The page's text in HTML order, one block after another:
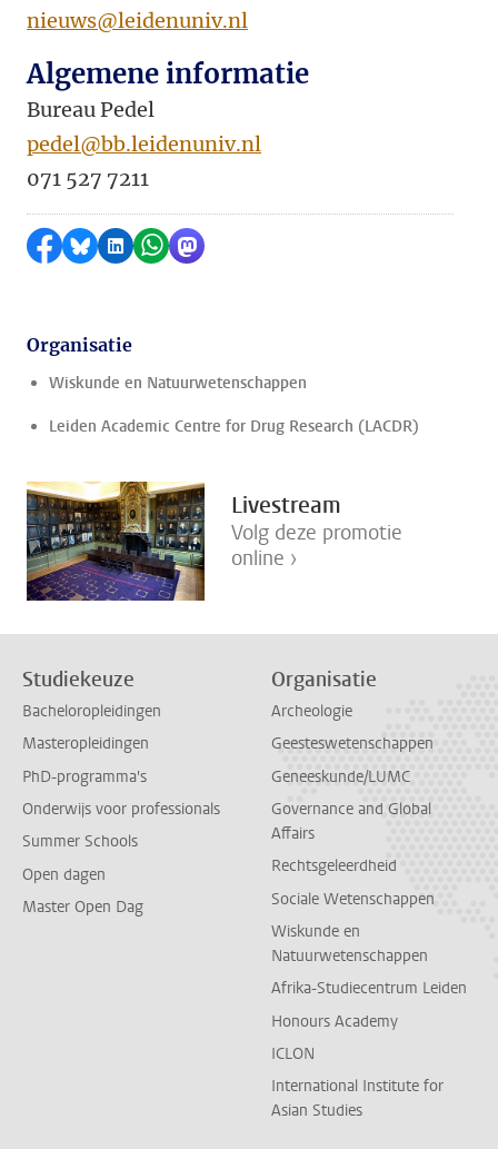
nieuws@leidenuniv.nl
Algemene informatie
Bureau Pedel
pedel@bb.leidenuniv.nl
071 527 7211
Delen op Facebook
Delen via Bluesky
Delen op LinkedIn
Delen via WhatsApp
Delen via Mastodon
Organisatie
Wiskunde en Natuurwetenschappen
Leiden Academic Centre for Drug Research (LACDR)
Livestream
Volg deze promotie
online ›
Studiekeuze
Bacheloropleidingen
Masteropleidingen
PhD-programma's
Onderwijs voor professionals
Summer Schools
Open dagen
Master Open Dag
Organisatie
Archeologie
Geesteswetenschappen
Geneeskunde/LUMC
Governance and Global
Affairs
Rechtsgeleerdheid
Sociale Wetenschappen
Wiskunde en
Natuurwetenschappen
Afrika-Studiecentrum Leiden
Honours Academy
ICLON
International Institute for
Asian Studies